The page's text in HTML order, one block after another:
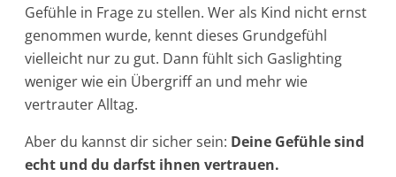
Gefühle in Frage zu stellen. Wer als Kind nicht ernst
genommen wurde, kennt dieses Grundgefühl
vielleicht nur zu gut. Dann fühlt sich Gaslighting
weniger wie ein Übergriff an und mehr wie
vertrauter Alltag.
Aber du kannst dir sicher sein: Deine Gefühle sind
echt und du darfst ihnen vertrauen.